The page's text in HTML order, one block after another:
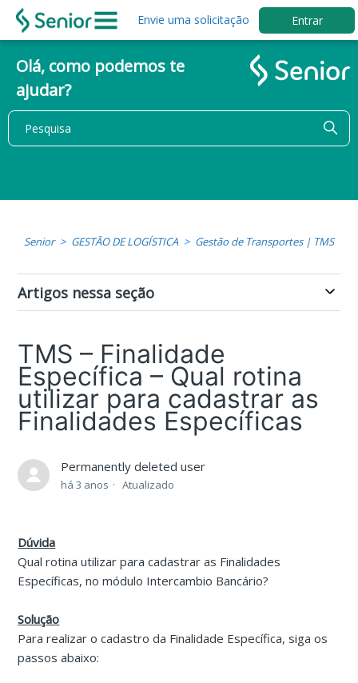
Envie uma solicitação Entrar
Olá, como podemos te
ajudar?
Senior GESTÃO DE LOGÍSTICA Gestão de Transportes | TMS
Artigos nessa seção
TMS – Finalidade
Específica – Qual rotina
utilizar para cadastrar as
Finalidades Específicas
Permanently deleted user
há 3 anos Atualizado
Dúvida
Qual rotina utilizar para cadastrar as Finalidades
Específicas, no módulo Intercambio Bancário?
Solução
Para realizar o cadastro da Finalidade Específica, siga os
passos abaixo: